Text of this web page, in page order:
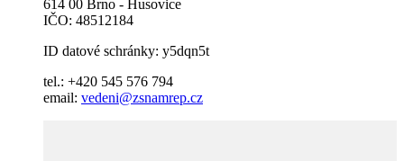
614 00 Brno - Husovice
IČO: 48512184
ID datové schránky: y5dqn5t
tel.: +420 545 576 794
email: vedeni@zsnamrep.cz